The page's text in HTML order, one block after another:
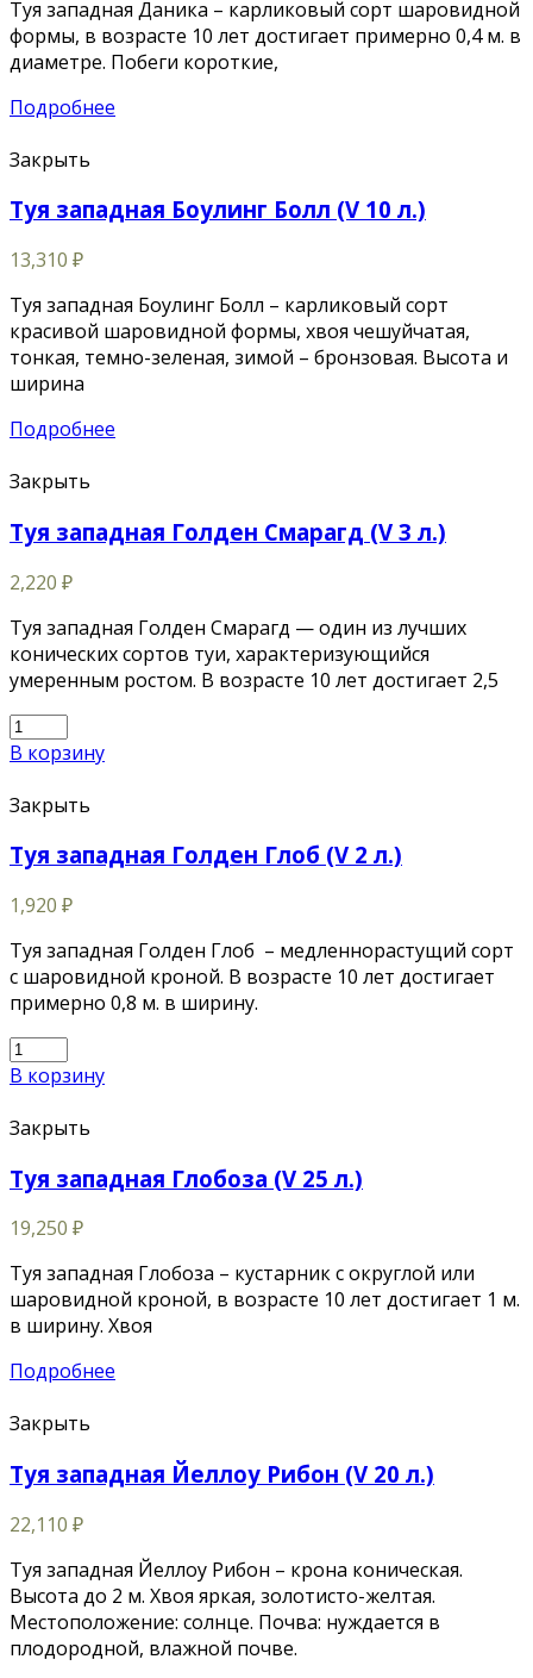
Туя западная Даника – карликовый сорт шаровидной
формы, в возрасте 10 лет достигает примерно 0,4 м. в
диаметре. Побеги короткие,
Подробнее
Закрыть
Туя западная Боулинг Болл (V 10 л.)
13,310 ₽
Туя западная Боулинг Болл – карликовый сорт
красивой шаровидной формы, хвоя чешуйчатая,
тонкая, темно-зеленая, зимой – бронзовая. Высота и
ширина
Подробнее
Закрыть
Туя западная Голден Смарагд (V 3 л.)
2,220 ₽
Туя западная Голден Смарагд — один из лучших
конических сортов туи, характеризующийся
умеренным ростом. В возрасте 10 лет достигает 2,5
В корзину
Закрыть
Туя западная Голден Глоб (V 2 л.)
1,920 ₽
Туя западная Голден Глоб – медленнорастущий сорт
с шаровидной кроной. В возрасте 10 лет достигает
примерно 0,8 м. в ширину.
В корзину
Закрыть
Туя западная Глобоза (V 25 л.)
19,250 ₽
Туя западная Глобоза – кустарник с округлой или
шаровидной кроной, в возрасте 10 лет достигает 1 м.
в ширину. Хвоя
Подробнее
Закрыть
Туя западная Йеллоу Рибон (V 20 л.)
22,110 ₽
Туя западная Йеллоу Рибон – крона коническая.
Высота до 2 м. Хвоя яркая, золотисто-желтая.
Местоположение: солнце. Почва: нуждается в
плодородной, влажной почве.